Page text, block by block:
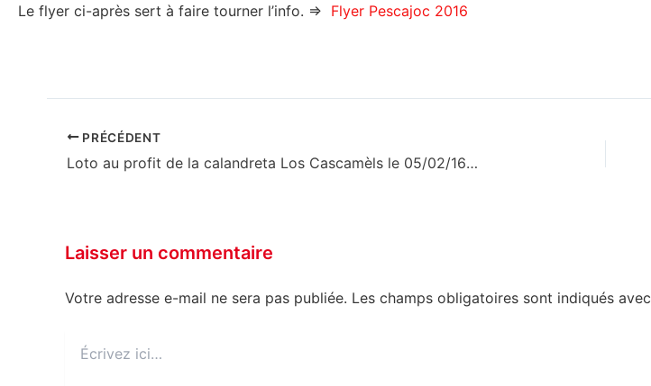
Le flyer ci-après sert à faire tourner l’info. ⇒ Flyer Pescajoc 2016
PRÉCÉDENT
Loto au profit de la calandreta Los Cascamèls le 05/02/16 à 20h30
Laisser un commentaire
Votre adresse e-mail ne sera pas publiée. Les champs obligatoires sont indiqués avec
ici…